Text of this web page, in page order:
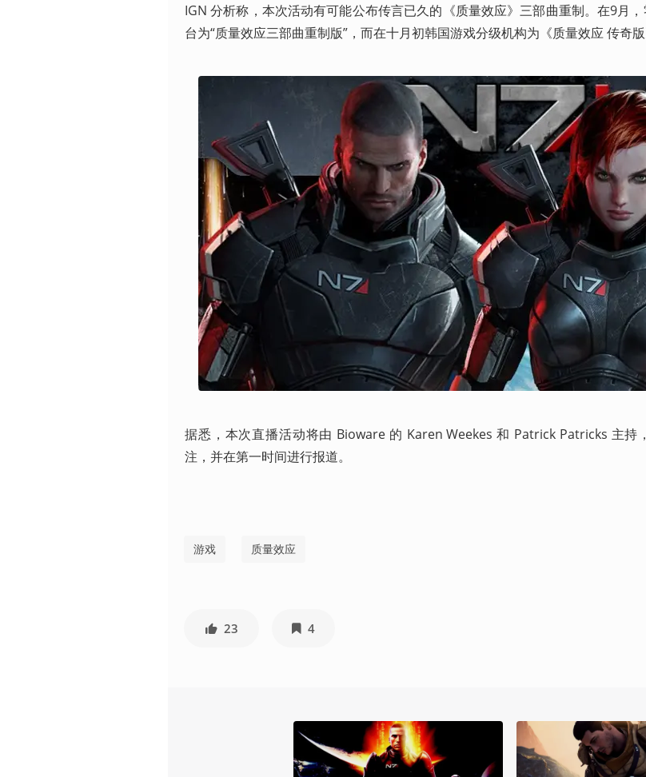
IGN 分析称，本次活动有可能公布传言已久的《质量效应》三部曲重制。在9月
台为“质量效应三部曲重制版”，而在十月初韩国游戏分级机构为《质量效应 传奇版
据悉，本次直播活动将由 Bioware 的 Karen Weekes 和 Patrick Patricks 主持
注，并在第一时间进行报道。
游戏 质量效应
23 4